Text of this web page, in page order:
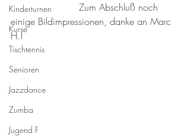
Kinderturnen
Kurse
Tischtennis
Senioren
Jazzdance
Zumba
Jugend F
                       Zum Abschluß noch
einige Bildimpressionen, danke an Marc
H.!